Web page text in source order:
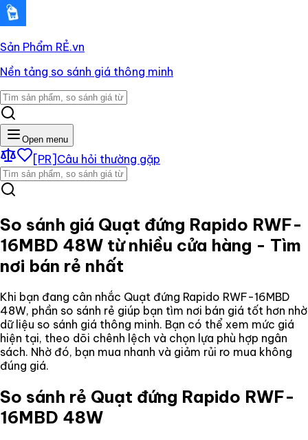
Sản Phẩm RẺ.vn
Nền tảng so sánh giá thông minh
Open menu
[PR] Câu hỏi thường gặp
So sánh giá Quạt đứng Rapido RWF-
16MBD 48W từ nhiều cửa hàng - Tìm
nơi bán rẻ nhất
Khi bạn đang cân nhắc Quạt đứng Rapido RWF-16MBD
48W, phần so sánh rẻ giúp bạn tìm nơi bán giá tốt hơn nhờ
dữ liệu so sánh giá thông minh. Bạn có thể xem mức giá
hiện tại, theo dõi chênh lệch và chọn lựa phù hợp ngân
sách. Nhờ đó, bạn mua nhanh và giảm rủi ro mua không
đúng giá.
So sánh rẻ Quạt đứng Rapido RWF-
16MBD 48W